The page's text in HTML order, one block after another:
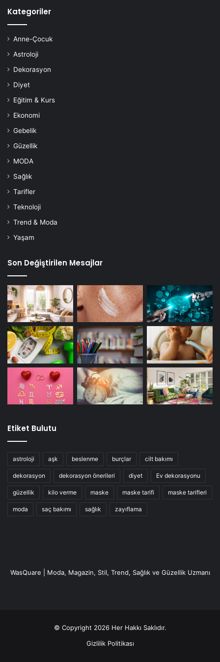
Kategoriler
Anne-Çocuk
Astroloji
Dekorasyon
Diyet
Eğitim & Kurs
Ekonomi
Gebelik
Güzellik
MODA
Sağlık
Tarifler
Teknoloji
Trend & Moda
Yaşam
Son Değiştirilen Mesajlar
Etiket Bulutu
astroloji aşk beslenme burçlar cilt bakımı
dekorasyon dekorasyon önerileri diyet Ev dekorasyonu
güzellik kilo verme maske maske tarifi maske tarifleri
moda saç bakımı sağlık zayıflama
WasQuare | Moda, Magazin, Stil, Trend, Sağlık ve Güzellik Uzmanı
© Copyright 2026 Her Hakkı Saklıdır.
Gizlilik Politikası